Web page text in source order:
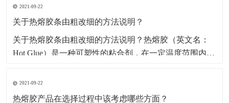
2021-09-22
关于热熔胶条由粗改细的方法说明？
​关于热熔胶条由粗改细的方法说明？热熔胶（英文名：
Hot Glue）是一种可塑性的粘合剂，在一定温度范围内其
无味，属环保型化学产品。因其产品本身系固体，便于
包装、运输、存储、无溶剂、无污染、无毒型；以及生
2021-09-22
热熔胶产品在选择过程中该考虑哪些方面？